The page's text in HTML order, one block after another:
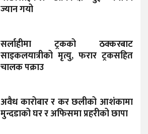
ज्यान गयो
सर्लाहीमा ट्रकको ठक्करबाट
साइकलयात्रीको मृत्यु, फरार ट्रकसहित
चालक पक्राउ
अवैध कारोबार र कर छलीको आशंकामा
मुन्दडाको घर र अफिसमा प्रहरीको छापा